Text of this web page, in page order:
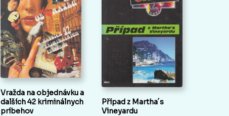
Vražda na objednávku a
dalších 42 kriminálnych
príbehov
Případ z Martha´s
Vineyardu